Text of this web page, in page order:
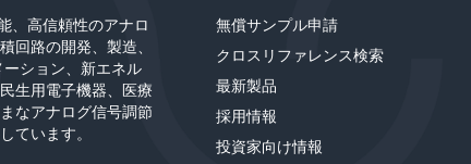
、高信頼性のアナロ
回路の開発、製造、
ション、新エネル
生用電子機器、医療
なアナログ信号調節
ています。
無償サンプル申請
クロスリファレンス検索
最新製品
採用情報
投資家向け情報